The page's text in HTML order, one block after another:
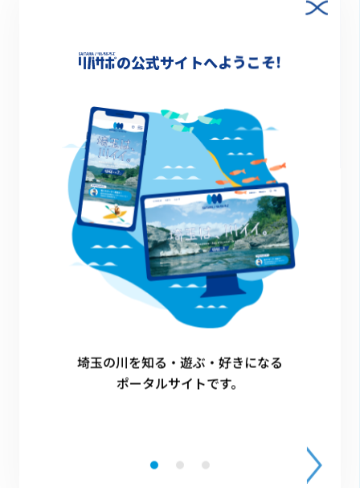
一覧に戻る
の公式サイトへようこそ!
埼玉の川を知る・遊ぶ・好きになる
ポータルサイトです。